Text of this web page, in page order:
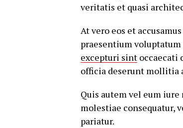
veritatis et quasi
At vero eos et
praesentium
excepturi sint occaecati
officia deserunt mollitia
Quis autem vel eum
molestiae consequatur,
pariatur.